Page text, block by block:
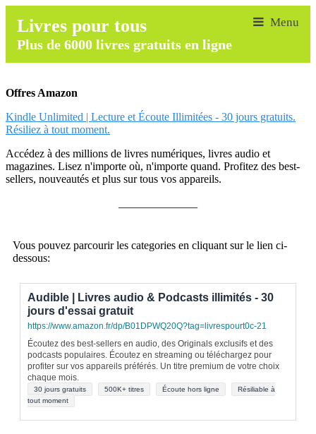
Livres pour tous
Plus de 6000 livres gratuits en ligne
Offres Amazon
Kindle Unlimited | Lecture et Écoute Illimitées - 30 jours gratuits.
Résiliez à tout moment.
Accédez à des millions de livres numériques, livres audio et
magazines. Lisez n'importe où, n'importe quand. Profitez des best-
sellers, nouveautés et plus sur tous vos appareils.
Vous pouvez parcourir les categories en cliquant sur le lien ci-
dessous:
Audible | Livres audio & Podcasts illimités - 30
jours d'essai gratuit
https://www.amazon.fr/dp/B01DPWQ20Q?tag=livrespourt0c-21
Écoutez des best-sellers en audio, des Originals exclusifs et des
podcasts populaires. Écoutez en streaming ou téléchargez pour
profiter sur vos appareils préférés. Un titre premium de votre choix
chaque mois.
30 jours gratuits 500K+ titres Écoute hors ligne
Résiliable à
tout moment